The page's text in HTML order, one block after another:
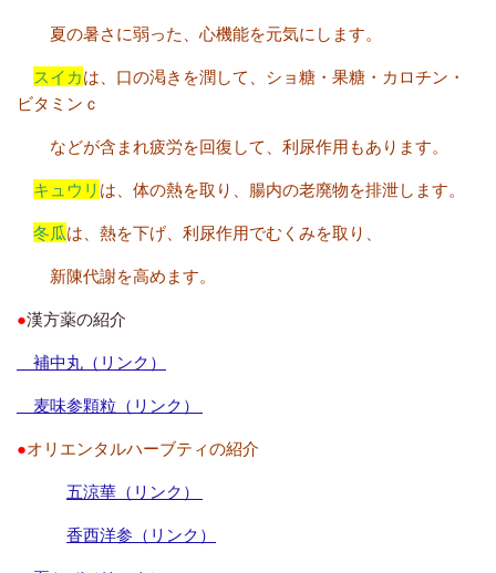
夏の暑さに弱った、心機能を元気にします。
スイカは、口の渇きを潤して、ショ糖・果糖・カロチン・
ビタミンｃ
などが含まれ疲労を回復して、利尿作用もあります。
キュウリ は、体の熱を取り、腸内の老廃物を排泄します。
冬瓜は、熱を下げ、利尿作用でむくみを取り、
新陳代謝を高めます。
●漢方薬の紹介
補中丸（リンク）
麦味参顆粒（リンク）
●オリエンタルハーブティの紹介
五涼華（リンク）
香西洋参（リンク）